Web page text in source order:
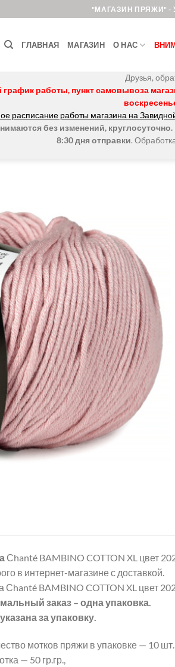
"МАГАЗИН ПРЯЖИ" -
ГЛАВНАЯ МАГАЗИН О НАС
Друзья,
работы, пункт самовывоза
расписание работы магазина на
без изменений,
8:30 дня отправки.
Сhanté BAMBINO COTTON XL цвет
в интернет-магазине с доставкой.
Сhanté BAMBINO COTTON XL цвет
заказ – одна упаковка.
за упаковку.
мотков пряжи в упаковке — 10
— 50 гр.гр.,